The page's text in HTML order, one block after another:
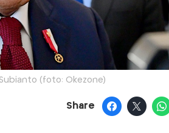
(foto: Okezone)
Share